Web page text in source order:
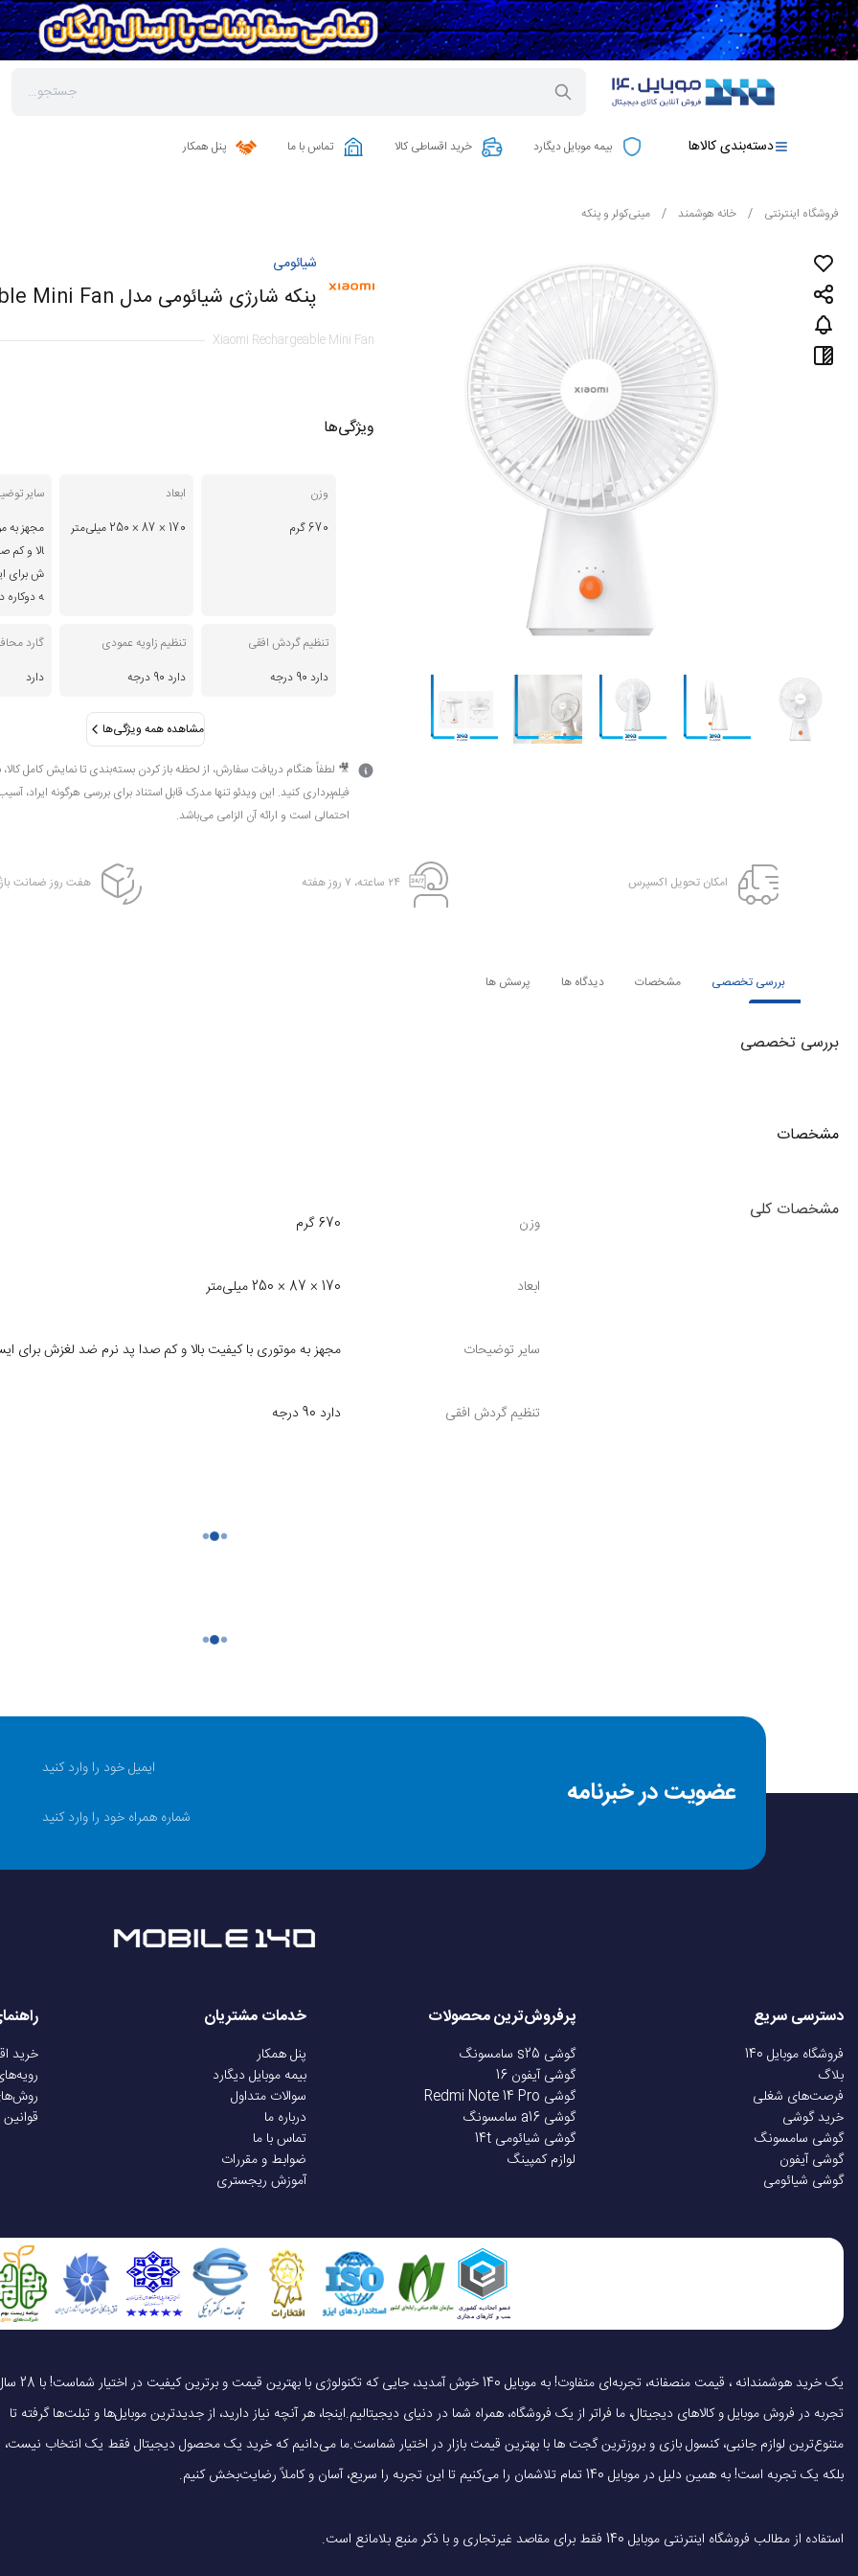
دسته‌بندی کالاها بیمه موبایل دیگارد خرید اقساطی کالا تماس با ما پنل همکار
فروشگاه اینترنتی / خانه هوشمند / مینی‌کولر و پنکه
شیائومی
پنکه شارژی شیائومی مدل Rechargeable Mini Fan
Xiaomi Rechargeable Mini Fan
ویژگی‌ها
وزن
670 گرم
ابعاد
170 × 87 × 250 میلی‌متر
سایر
مجهز به
الا و کم
ش برای
ه
تنظیم گردش افقی
دارد 90 درجه
تنظیم زاویه عمودی
دارد 90 درجه
گارد
دارد
مشاهده همه ویژگی‌ها
🎥 لطفاً هنگام دریافت سفارش، از لحظه باز کردن بسته‌بندی تا نمایش کامل
فیلم‌برداری کنید. این ویدئو تنها مدرک قابل استناد برای بررسی هرگونه ایراد،
احتمالی است و ارائه آن الزامی می‌باشد.
امکان تحویل اکسپرس ۲۴ ساعته، ۷ روز هفته هفت روز ضمانت
بررسی تخصصی مشخصات دیدگاه ها پرسش ها
بررسی تخصصی
مشخصات
مشخصات کلی
وزن 670 گرم
ابعاد 170 × 87 × 250 میلی‌متر
سایر توضیحات مجهز به موتوری با کیفیت بالا و کم صدا پد نرم ضد لغزش برای
تنظیم گردش افقی دارد 90 درجه
تنظیم سرعت
تعداد تنظیمات سرعت
ظرفیت باتری
میزان شارژدهی 19 ساعت
اقلام همراه کابل شارژ | دفترچه راهنما
عضویت در خبرنامه
دسترسی سریع
فروشگاه موبایل 140
بلاگ
فرصت‌های شغلی
خرید گوشی
گوشی سامسونگ
گوشی آیفون
گوشی شیائومی
پرفروش‌ترین محصولات
گوشی s25 سامسونگ
گوشی آیفون 16
گوشی Redmi Note 14 Pro
گوشی a16 سامسونگ
گوشی شیائومی 14t
لوازم کمپینگ
خدمات مشتریان
پنل همکار
بیمه موبایل دیگارد
سوالات متداول
درباره ما
تماس با ما
ضوابط و مقررات
آموزش ریجستری
خرید
یک خرید هوشمندانه ، قیمت منصفانه، تجربه‌ای متفاوت! به موبایل 140 خوش آمدید، جایی که
تجربه در فروش موبایل و کالاهای دیجیتال، ما فراتر از یک فروشگاه، همراه شما در دنیای دیجیتالیم.اینجا، هر آنچه نیاز دارید، از جدیدترین موبایل‌ها و تبلت‌ها گرفته تا
متنوع‌ترین لوازم جانبی، کنسول بازی و بروزترین گجت ها با بهترین قیمت بازار در اختیار شماست.ما می‌دانیم که خرید یک محصول دیجیتال فقط یک انتخاب نیست،
بلکه یک تجربه است! به همین دلیل در موبایل 140 تمام تلاشمان را می‌کنیم تا این تجربه را سریع، آسان و کاملاً رضایت‌بخش کنیم.
استفاده از مطالب فروشگاه اینترنتی موبایل 140 فقط برای مقاصد غیرتجاری و با ذکر منبع بلامانع است.